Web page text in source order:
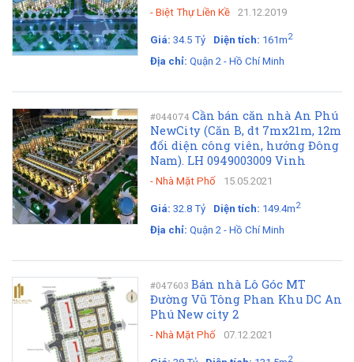
- Biệt Thự Liền Kề 21.12.2019
Giá: 34.5 Tỷ Diện tích: 161m2
Địa chỉ: Quận 2 - Hồ Chí Minh
#044074 Cần bán căn nhà An Phú
NewCity (Căn B, dt 7mx21m, 12m
đối diện công viên, hướng Đông
Nam). LH 0949003009 Vinh
- Nhà Mặt Phố 15.05.2021
Giá: 32.8 Tỷ Diện tích: 149.4m2
Địa chỉ: Quận 2 - Hồ Chí Minh
#047603 Bán nhà Lô Góc MT
Đường Vũ Tông Phan Khu DC An
Phú New city 2
- Nhà Mặt Phố 07.12.2021
2